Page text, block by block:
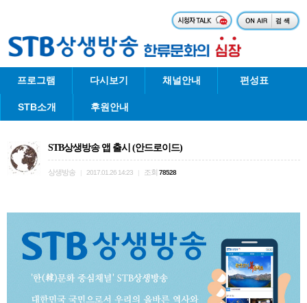
프로그램 다시보기 채널안내 편성표
STB소개 후원안내
STB상생방송 앱 출시 (안드로이드)
상생방송 2017.01.26 14:23 조회 78528